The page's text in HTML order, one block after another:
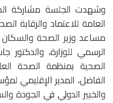
وشهدت الجلسة مشاركة
العامة للاعتماد والرقابة
مساعد وزير الصحة
الرسمي للوزارة،
الصحية بمنظمة الصحة
والخبير الدولي في الجودة